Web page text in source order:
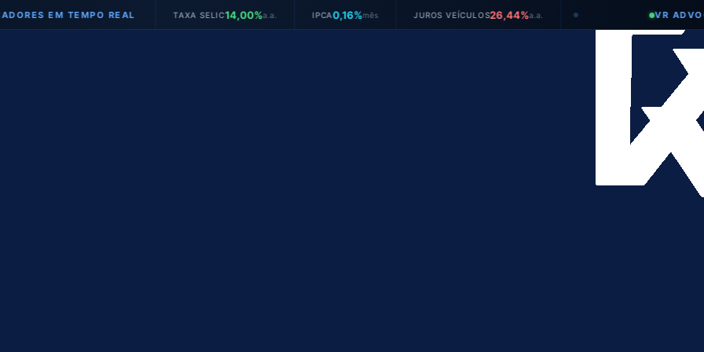
EM TEMPO REAL TAXA SELIC14,00%a.a. IPCA 0,16%mês JUROS VEÍCULOS26,44%a.a. ● VR ADVOGADOS